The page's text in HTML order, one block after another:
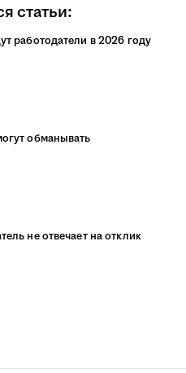
статьи:
работодатели в 2026 году
обманывать
не отвечает на отклик